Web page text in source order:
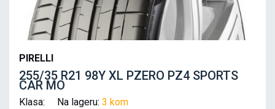
PIRELLI
255/35 R21 98Y XL PZERO PZ4 SPORTS
CAR MO
Klasa: Na lageru: 3 kom